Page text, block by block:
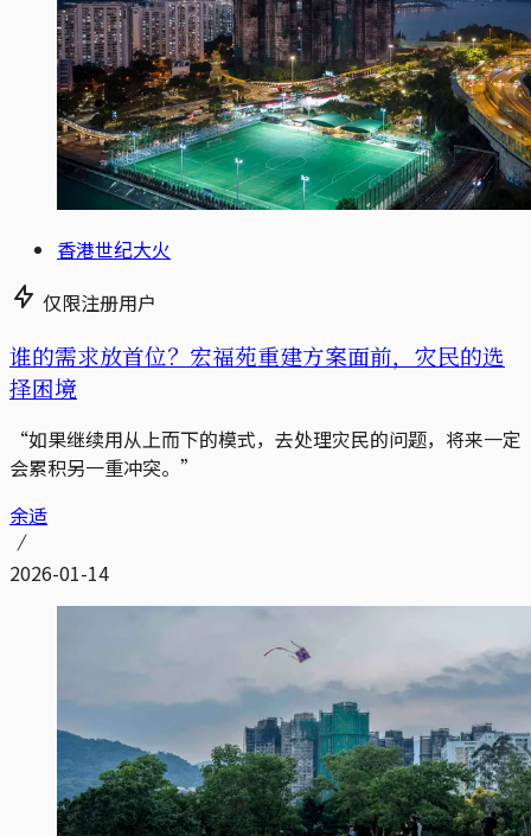
香港世纪大火
仅限注册用户
谁的需求放首位？宏福苑重建方案面前，灾民的选
择困境
“如果继续用从上而下的模式，去处理灾民的问题，将来一定
会累积另一重冲突。”
余适
2026-01-14